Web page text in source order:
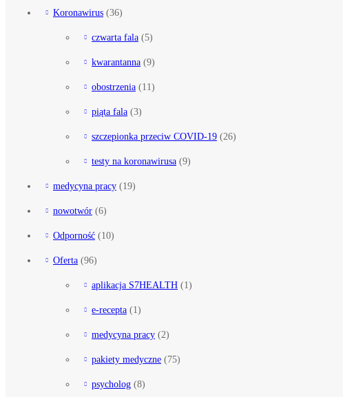
Koronawirus (36)
czwarta fala (5)
kwarantanna (9)
obostrzenia (11)
piąta fala (3)
szczepionka przeciw COVID-19 (26)
testy na koronawirusa (9)
medycyna pracy (19)
nowotwór (6)
Odporność (10)
Oferta (96)
aplikacja S7HEALTH (1)
e-recepta (1)
medycyna pracy (2)
pakiety medyczne (75)
psycholog (8)